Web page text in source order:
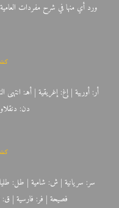
ورد أي منها في شرح مفردات
أر: أوربية | إغ: إغريقية | أهـ:
دن:
سر: سريانية | ش: شامية | طل:
فصيحة | فر: فارسية | ق: